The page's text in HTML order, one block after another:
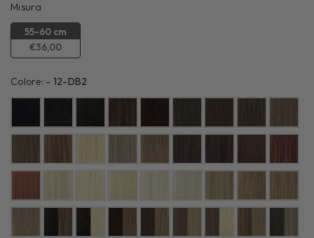
Misura
55-60 cm
€36,00
Colore: - 12-DB2